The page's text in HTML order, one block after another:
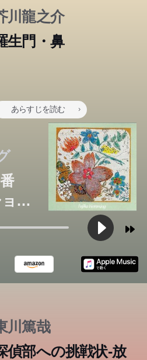
川龍之介
生門・鼻
あらすじを読む
パ
川篤哉
偵部への挑戦状-放